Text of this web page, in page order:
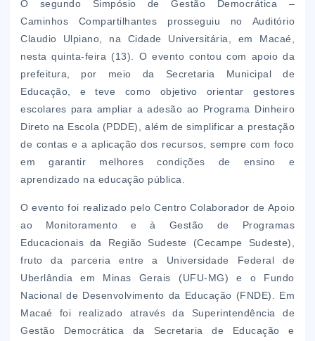
O segundo Simpósio de Gestão Democrática –
Caminhos Compartilhantes prosseguiu no Auditório
Claudio Ulpiano, na Cidade Universitária, em Macaé,
nesta quinta-feira (13). O evento contou com apoio da
prefeitura, por meio da Secretaria Municipal de
Educação, e teve como objetivo orientar gestores
escolares para ampliar a adesão ao Programa Dinheiro
Direto na Escola (PDDE), além de simplificar a prestação
de contas e a aplicação dos recursos, sempre com foco
em garantir melhores condições de ensino e
aprendizado na educação pública.
O evento foi realizado pelo Centro Colaborador de Apoio
ao Monitoramento e à Gestão de Programas
Educacionais da Região Sudeste (Cecampe Sudeste),
fruto da parceria entre a Universidade Federal de
Uberlândia em Minas Gerais (UFU-MG) e o Fundo
Nacional de Desenvolvimento da Educação (FNDE). Em
Macaé foi realizado através da Superintendência de
Gestão Democrática da Secretaria de Educação e